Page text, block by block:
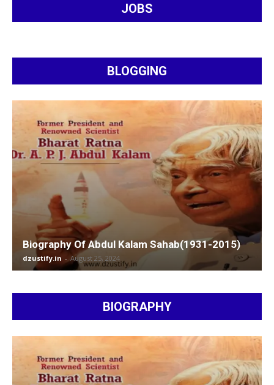
JOBS
BLOGGING
Biography Of Abdul Kalam Sahab(1931-2015)
dzustify.in - August 25, 2024
BIOGRAPHY